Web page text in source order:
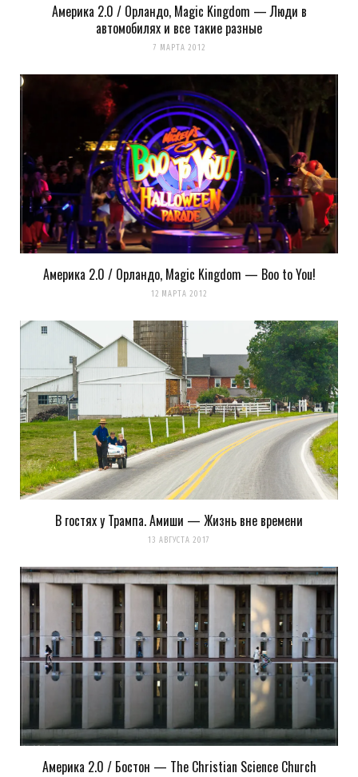
Америка 2.0 / Орландо, Magic Kingdom — Люди в
автомобилях и все такие разные
7 МАРТА 2012
Америка 2.0 / Орландо, Magic Kingdom — Boo to You!
12 МАРТА 2012
В гостях у Трампа. Амиши — Жизнь вне времени
13 АВГУСТА 2017
Америка 2.0 / Бостон — The Christian Science Church